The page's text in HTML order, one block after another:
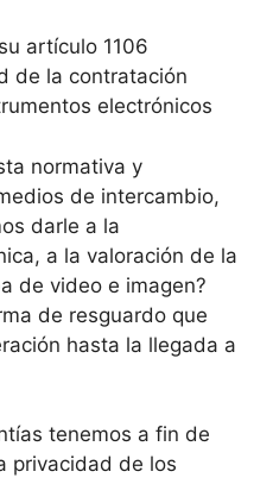
artículo 1106
de la contratación
electrónicos
normativa y
de intercambio,
darle a la
a la valoración de la
de video e imagen?
de resguardo que
hasta la llegada a
tenemos a fin de
privacidad de los